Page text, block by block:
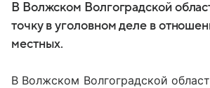
В Волжском Волгоградской
точку в уголовном деле в
местных.
В Волжском Волгоградской